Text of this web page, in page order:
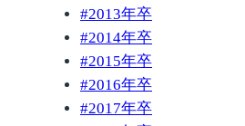
#2013年卒
#2014年卒
#2015年卒
#2016年卒
#2017年卒